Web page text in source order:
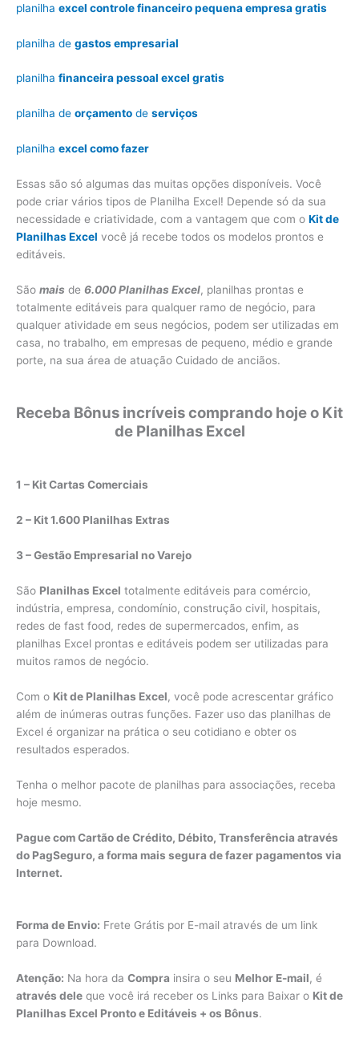
planilha excel controle financeiro pequena empresa gratis
planilha de gastos empresarial
planilha financeira pessoal excel gratis
planilha de orçamento de serviços
planilha excel como fazer
Essas são só algumas das muitas opções disponíveis. Você
pode criar vários tipos de Planilha Excel! Depende só da sua
necessidade e criatividade, com a vantagem que com o Kit de
Planilhas Excel você já recebe todos os modelos prontos e
editáveis.
São mais de 6.000 Planilhas Excel, planilhas prontas e
totalmente editáveis para qualquer ramo de negócio, para
qualquer atividade em seus negócios, podem ser utilizadas em
casa, no trabalho, em empresas de pequeno, médio e grande
porte, na sua área de atuação Cuidado de anciãos.
Receba Bônus incríveis comprando hoje o Kit
de Planilhas Excel
1 – Kit Cartas Comerciais
2 – Kit 1.600 Planilhas Extras
3 – Gestão Empresarial no Varejo
São Planilhas Excel totalmente editáveis para comércio,
indústria, empresa, condomínio, construção civil, hospitais,
redes de fast food, redes de supermercados, enfim, as
planilhas Excel prontas e editáveis podem ser utilizadas para
muitos ramos de negócio.
Com o Kit de Planilhas Excel, você pode acrescentar gráfico
além de inúmeras outras funções. Fazer uso das planilhas de
Excel é organizar na prática o seu cotidiano e obter os
resultados esperados.
Tenha o melhor pacote de planilhas para associações, receba
hoje mesmo.
Pague com Cartão de Crédito, Débito, Transferência através
do PagSeguro, a forma mais segura de fazer pagamentos via
Internet.
Forma de Envio: Frete Grátis por E-mail através de um link
para Download.
Atenção: Na hora da Compra insira o seu Melhor E-mail, é
através dele que você irá receber os Links para Baixar o Kit de
Planilhas Excel Pronto e Editáveis + os Bônus.